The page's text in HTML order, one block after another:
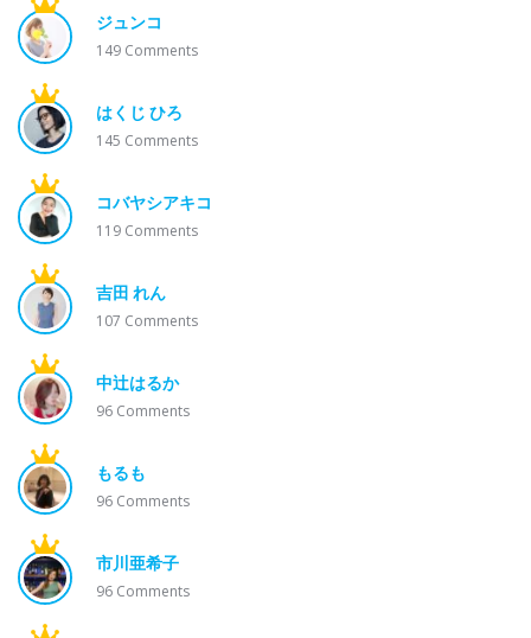
ジュンコ
149 Comments
はくじ ひろ
145 Comments
コバヤシアキコ
119 Comments
吉田 れん
107 Comments
中辻はるか
96 Comments
もるも
96 Comments
市川亜希子
96 Comments